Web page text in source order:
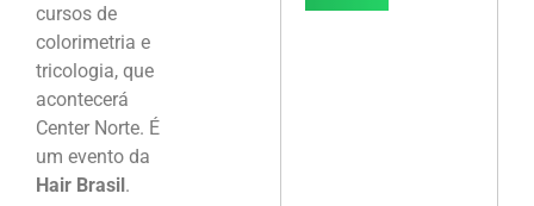
cursos de
colorimetria e
tricologia, que
acontecerá
Center Norte. É
um evento da
Hair Brasil .